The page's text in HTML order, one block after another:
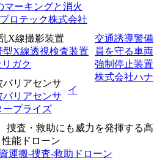
マーキングと消火
ロテック株式会社
X線透視検査装置
ガク
リアセンサ
ープライズ
運搬-捜査-救助ドローン
交通誘導警備
員を守る車両
強制停止装置
株式会社ハナ
イ